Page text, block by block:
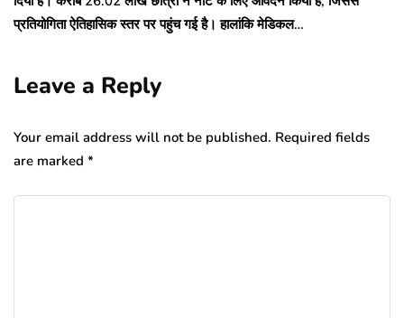
प्रतियोगिता ऐतिहासिक स्तर पर पहुंच गई है। हालांकि मेडिकल…
Leave a Reply
Your email address will not be published. Required fields
are marked *